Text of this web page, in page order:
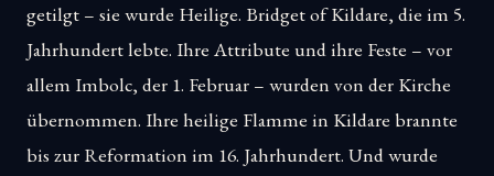
getilgt – sie wurde Heilige. Bridget of Kildare, die im 5.
Jahrhundert lebte. Ihre Attribute und ihre Feste – vor
allem Imbolc, der 1. Februar – wurden von der Kirche
übernommen. Ihre heilige Flamme in Kildare brannte
bis zur Reformation im 16. Jahrhundert. Und wurde